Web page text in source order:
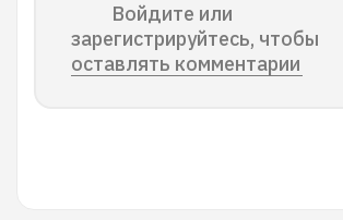
Войдите или
зарегистрируйтесь, чтобы
оставлять комментарии